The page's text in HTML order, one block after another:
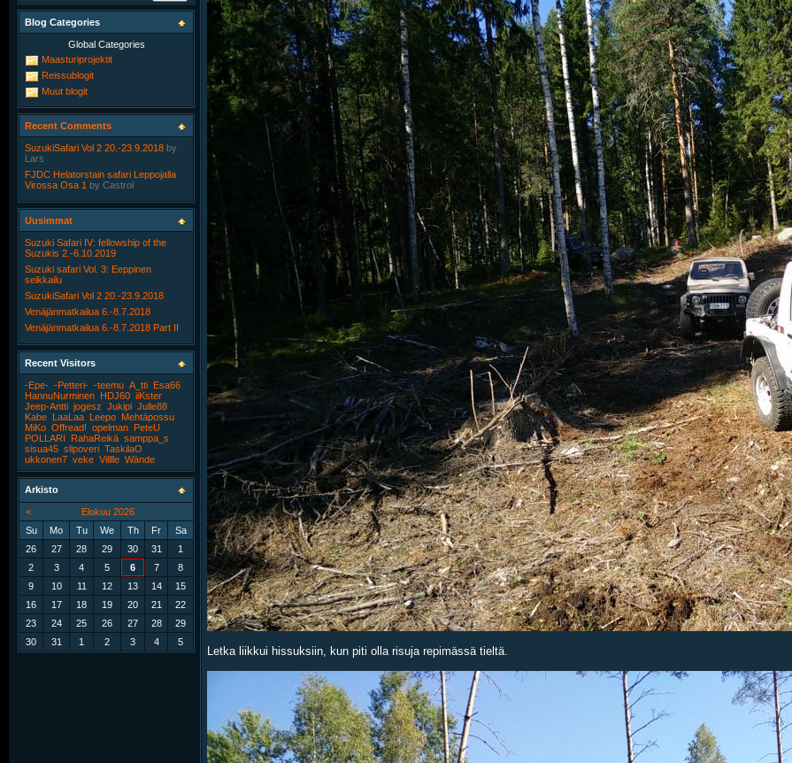
Letka liikkui hissuksiin, kun piti olla risuja repimässä tieltä.
Blog Categories
Global Categories
Maasturiprojektit
Reissublogit
Muut blogit
Recent Comments
SuzukiSafari Vol 2 20.-23.9.2018 by
Lars
FJDC Helatorstain safari Leppojalla
Virossa Osa 1 by Castrol
Uusimmat
Suzuki Safari IV: fellowship of the
Suzukis 2.-6.10.2019
Suzuki safari Vol. 3: Eeppinen
seikkailu
SuzukiSafari Vol 2 20.-23.9.2018
Venäjänmatkailua 6.-8.7.2018
Venäjänmatkailua 6.-8.7.2018 Part II
Recent Visitors
-Epe- -Petteri- -teemu A_tti
Esa66
HannuNurminen
HDJ60 iiKster
Jeep-Antti jogesz Jukipi Julle88
Kabe
LaaLaa Leepo Mehtäpossu
MiKo Offread! opelman
PeteU
POLLARI
RahaReikä samppa_s
sisua45 slipoveri TaskilaO
ukkonen7 veke Villlle Wände
Arkisto
<
Elokuu 2026
Su
Mo Tu We Th Fr
Sa
26
27 28 29 30 31
1
2
3 4 5 6 7
8
9
10 11 12 13 14
15
16
17 18 19 20 21
22
23
24 25 26 27 28
29
30
31 1 2 3 4 5